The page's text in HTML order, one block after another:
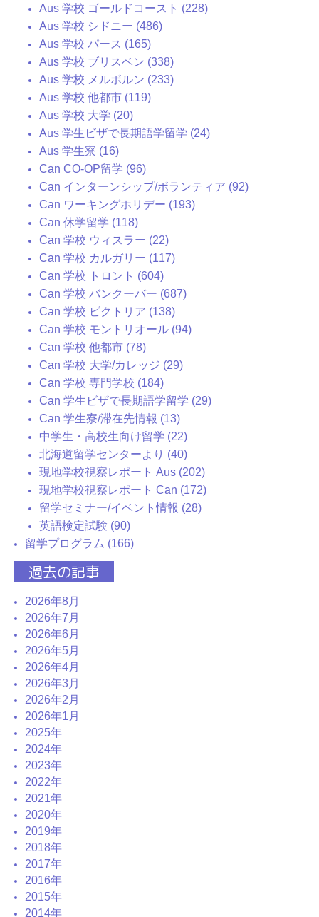
Aus 学校 ゴールドコースト (228)
Aus 学校 シドニー (486)
Aus 学校 パース (165)
Aus 学校 ブリスベン (338)
Aus 学校 メルボルン (233)
Aus 学校 他都市 (119)
Aus 学校 大学 (20)
Aus 学生ビザで長期語学留学 (24)
Aus 学生寮 (16)
Can CO-OP留学 (96)
Can インターンシップ/ボランティア (92)
Can ワーキングホリデー (193)
Can 休学留学 (118)
Can 学校 ウィスラー (22)
Can 学校 カルガリー (117)
Can 学校 トロント (604)
Can 学校 バンクーバー (687)
Can 学校 ビクトリア (138)
Can 学校 モントリオール (94)
Can 学校 他都市 (78)
Can 学校 大学/カレッジ (29)
Can 学校 専門学校 (184)
Can 学生ビザで長期語学留学 (29)
Can 学生寮/滞在先情報 (13)
中学生・高校生向け留学 (22)
北海道留学センターより (40)
現地学校視察レポート Aus (202)
現地学校視察レポート Can (172)
留学セミナー/イベント情報 (28)
英語検定試験 (90)
留学プログラム (166)
過去の記事
2026年8月
2026年7月
2026年6月
2026年5月
2026年4月
2026年3月
2026年2月
2026年1月
2025年
2024年
2023年
2022年
2021年
2020年
2019年
2018年
2017年
2016年
2015年
2014年